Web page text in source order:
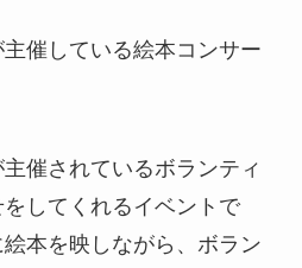
催している絵本コンサー
催されているボランティ
してくれるイベントで
本を映しながら、ボラン